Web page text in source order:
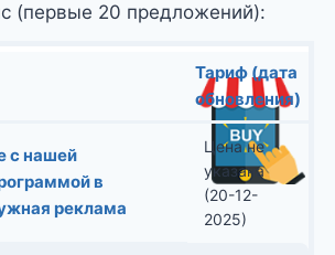
(первые 20 предложений):
Тариф (дата
обновления)
с нашей
в
реклама
Цена не
указана
(20-12-
2025)